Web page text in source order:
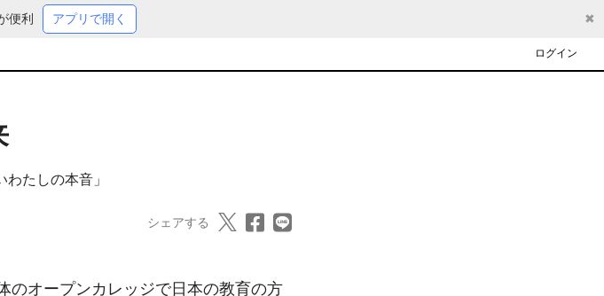
便利 アプリで開く ✖
ログイン
たしの本音」
シェアする
のオープンカレッジで日本の教育の方